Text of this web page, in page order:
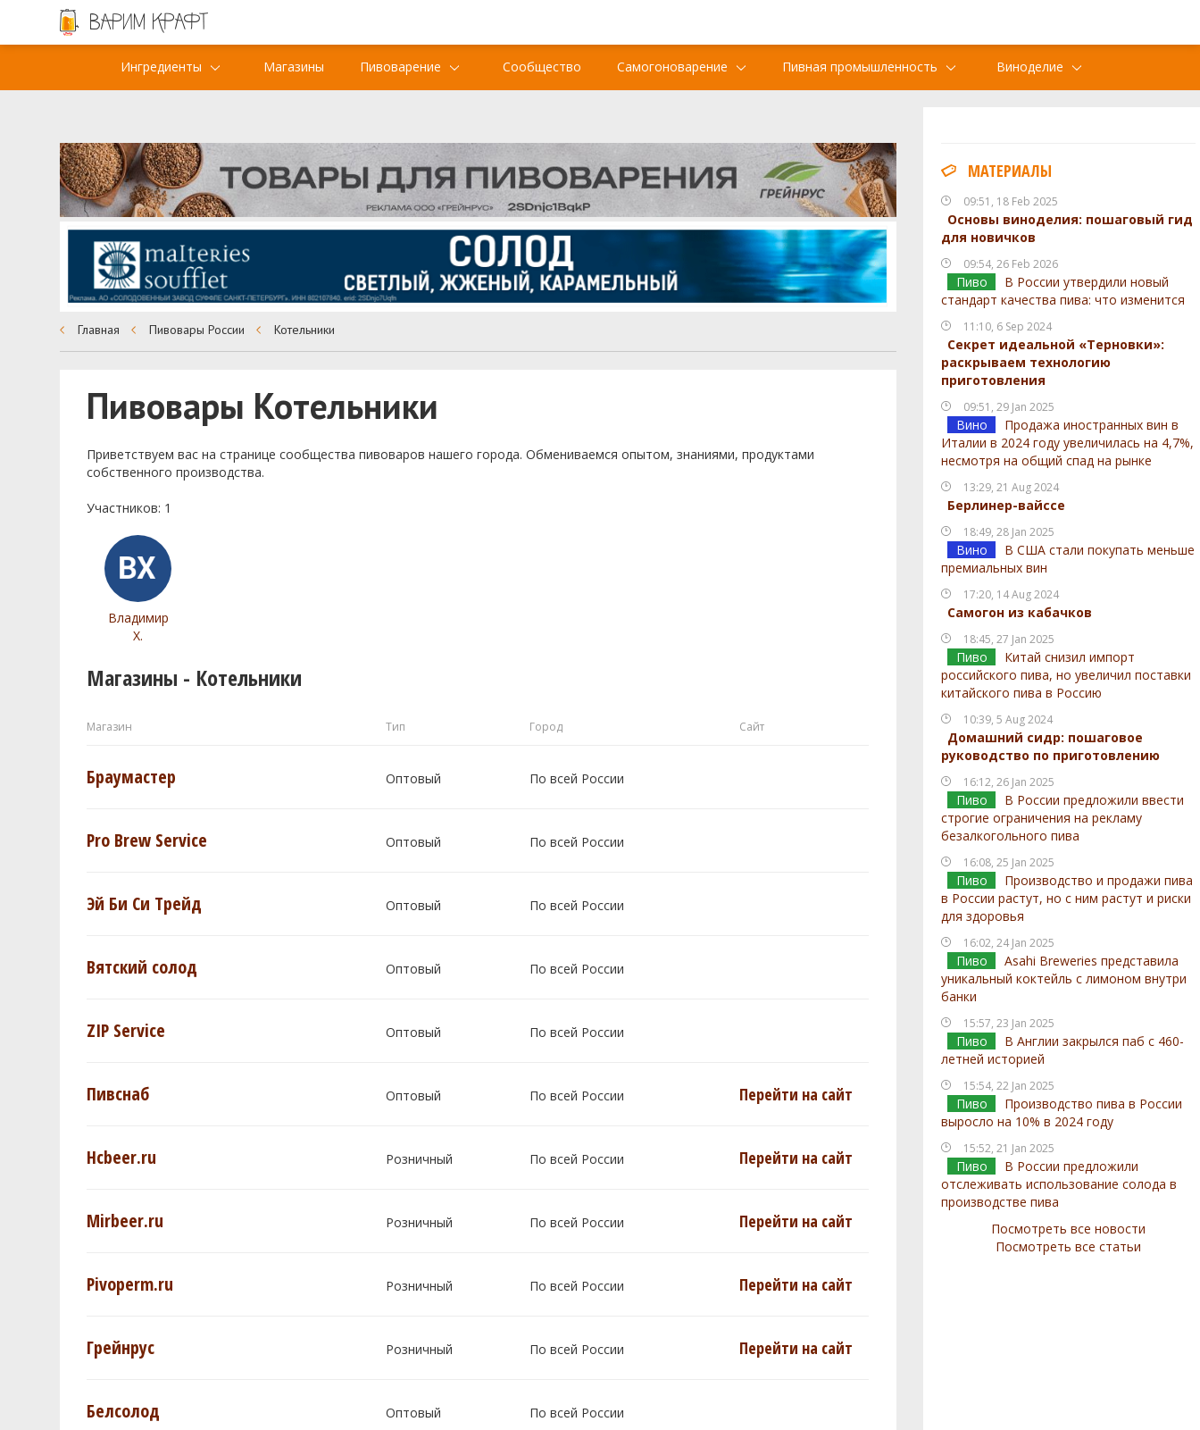
Ингредиенты Магазины Пивоварение Сообщество Самогоноварение Пивная промышленность Виноделие
МАТЕРИАЛЫ
09:51, 18 Feb 2025
Основы виноделия: пошаговый гид
для новичков
09:54, 26 Feb 2026
Пиво
В России утвердили новый
стандарт качества пива: что изменится
11:10, 6 Sep 2024
Секрет идеальной «Терновки»:
раскрываем технологию
приготовления
09:51, 29 Jan 2025
Вино
Продажа иностранных вин в
Италии в 2024 году увеличилась на 4,7%,
несмотря на общий спад на рынке
13:29, 21 Aug 2024
Берлинер-вайссе
18:49, 28 Jan 2025
Вино
В США стали покупать меньше
премиальных вин
17:20, 14 Aug 2024
Самогон из кабачков
18:45, 27 Jan 2025
Пиво
Китай снизил импорт
российского пива, но увеличил поставки
китайского пива в Россию
10:39, 5 Aug 2024
Домашний сидр: пошаговое
руководство по приготовлению
16:12, 26 Jan 2025
Пиво
В России предложили ввести
строгие ограничения на рекламу
безалкогольного пива
16:08, 25 Jan 2025
Пиво
Производство и продажи пива
в России растут, но с ним растут и риски
для здоровья
16:02, 24 Jan 2025
Пиво
Asahi Breweries представила
уникальный коктейль с лимоном внутри
банки
15:57, 23 Jan 2025
Пиво
В Англии закрылся паб с 460-
летней историей
15:54, 22 Jan 2025
Пиво
Производство пива в России
выросло на 10% в 2024 году
15:52, 21 Jan 2025
Пиво
В России предложили
отслеживать использование солода в
производстве пива
Посмотреть все новости
Посмотреть все статьи
Главная Пивовары России Котельники
Пивовары Котельники
Приветствуем ваc на странице сообщества пивоваров нашего города. Обмениваемся опытом, знаниями, продуктами
собственного производства.
Участников: 1
Владимир
Х.
Магазины - Котельники
Магазин Тип Город Сайт
Браумастер Оптовый По всей России
Pro Brew Service Оптовый По всей России
Эй Би Си Трейд Оптовый По всей России
Вятский солод Оптовый По всей России
ZIP Service Оптовый По всей России
Пивснаб Оптовый По всей России Перейти на сайт
Hcbeer.ru Розничный По всей России Перейти на сайт
Mirbeer.ru Розничный По всей России Перейти на сайт
Pivoperm.ru Розничный По всей России Перейти на сайт
Грейнрус Розничный По всей России Перейти на сайт
Белсолод Оптовый По всей России